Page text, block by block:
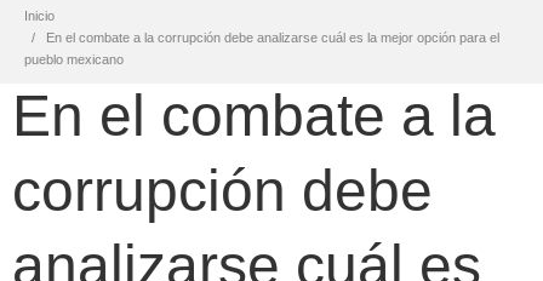
Inicio
En el combate a la corrupción debe analizarse cuál es la mejor opción para el
pueblo mexicano
En el combate a la
corrupción debe
analizarse cuál es